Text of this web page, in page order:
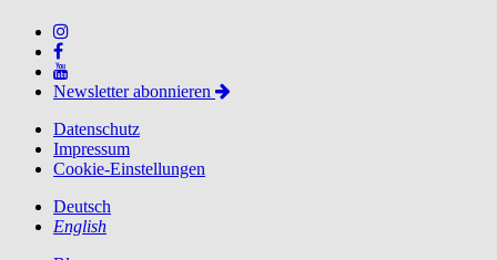
Newsletter abonnieren
Datenschutz
Impressum
Cookie-Einstellungen
Deutsch
English